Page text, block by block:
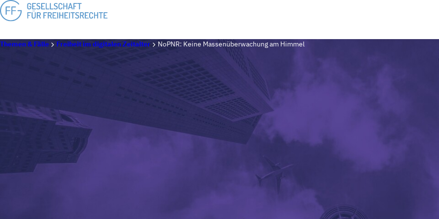
Themen & Fälle Freiheit im digitalen Zeitalter NoPNR: Keine Massenüberwachung am Himmel